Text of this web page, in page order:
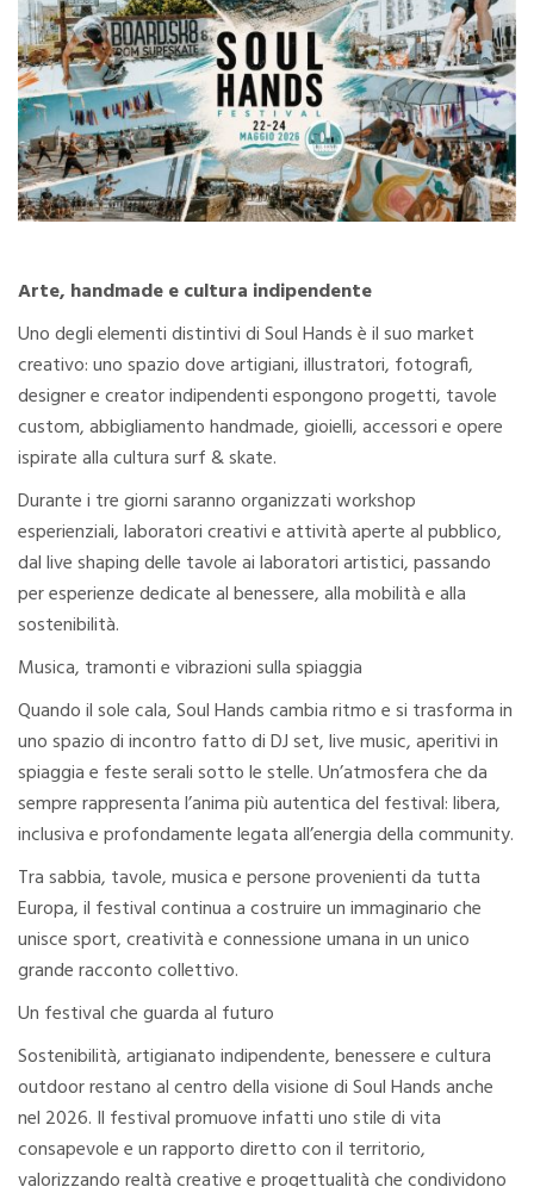
Arte, handmade e cultura indipendente
Uno degli elementi distintivi di Soul Hands è il suo market
creativo: uno spazio dove artigiani, illustratori, fotografi,
designer e creator indipendenti espongono progetti, tavole
custom, abbigliamento handmade, gioielli, accessori e opere
ispirate alla cultura surf & skate.
Durante i tre giorni saranno organizzati workshop
esperienziali, laboratori creativi e attività aperte al pubblico,
dal live shaping delle tavole ai laboratori artistici, passando
per esperienze dedicate al benessere, alla mobilità e alla
sostenibilità.
Musica, tramonti e vibrazioni sulla spiaggia
Quando il sole cala, Soul Hands cambia ritmo e si trasforma in
uno spazio di incontro fatto di DJ set, live music, aperitivi in
spiaggia e feste serali sotto le stelle. Un’atmosfera che da
sempre rappresenta l’anima più autentica del festival: libera,
inclusiva e profondamente legata all’energia della community.
Tra sabbia, tavole, musica e persone provenienti da tutta
Europa, il festival continua a costruire un immaginario che
unisce sport, creatività e connessione umana in un unico
grande racconto collettivo.
Un festival che guarda al futuro
Sostenibilità, artigianato indipendente, benessere e cultura
outdoor restano al centro della visione di Soul Hands anche
nel 2026. Il festival promuove infatti uno stile di vita
consapevole e un rapporto diretto con il territorio,